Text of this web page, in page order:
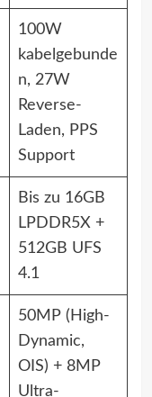
100W
kabelgebunde
n, 27W
Reverse-
Laden, PPS
Support
Bis zu 16GB
LPDDR5X +
512GB UFS
4.1
50MP (High-
Dynamic,
OIS) + 8MP
Ultra-